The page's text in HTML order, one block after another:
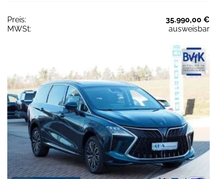
Preis:
35.990,00 €
MWSt:
ausweisbar